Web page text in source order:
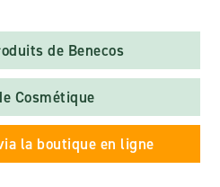
de Benecos
Cosmétique
la boutique en ligne